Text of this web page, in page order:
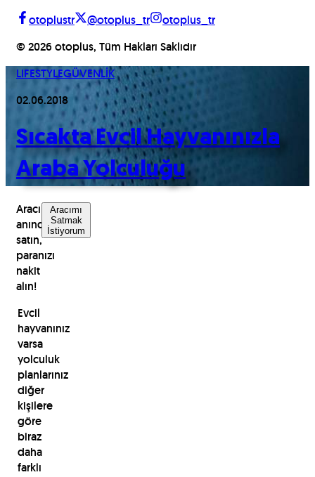
otoplustr
@otoplus_tr
otoplus_tr
© 2026 otoplus, Tüm Hakları Saklıdır
LIFESTYLEGÜVENLİK
02.06.2018
Sıcakta Evcil Hayvanınızla
Araba Yolculuğu
Aracınızı
anında
satın,
paranızı
nakit
alın!
Aracımı
Satmak
İstiyorum
Evcil
hayvanınız
varsa
yolculuk
planlarınız
diğer
kişilere
göre
biraz
daha
farklı